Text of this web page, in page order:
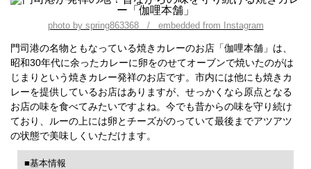
photo by spring863368 / embedded from Instagram
門司港の名物ともなっている焼きカレーのお店「伽哩本舗」は、
昭和30年代に余ったカレーに卵をのせてオーブンで焼いたのがは
じまりという焼きカレー発祥のお店です。市内には他にも焼きカ
レーを提供しているお店はありますが、せっかくなら原点となる
お店の味を食べてみたいですよね。今でも昔からの味を守り続け
ており、ルーの上には卵とチーズがのっていて最後までアツアツ
の状態で美味しくいただけます。
■基本情報